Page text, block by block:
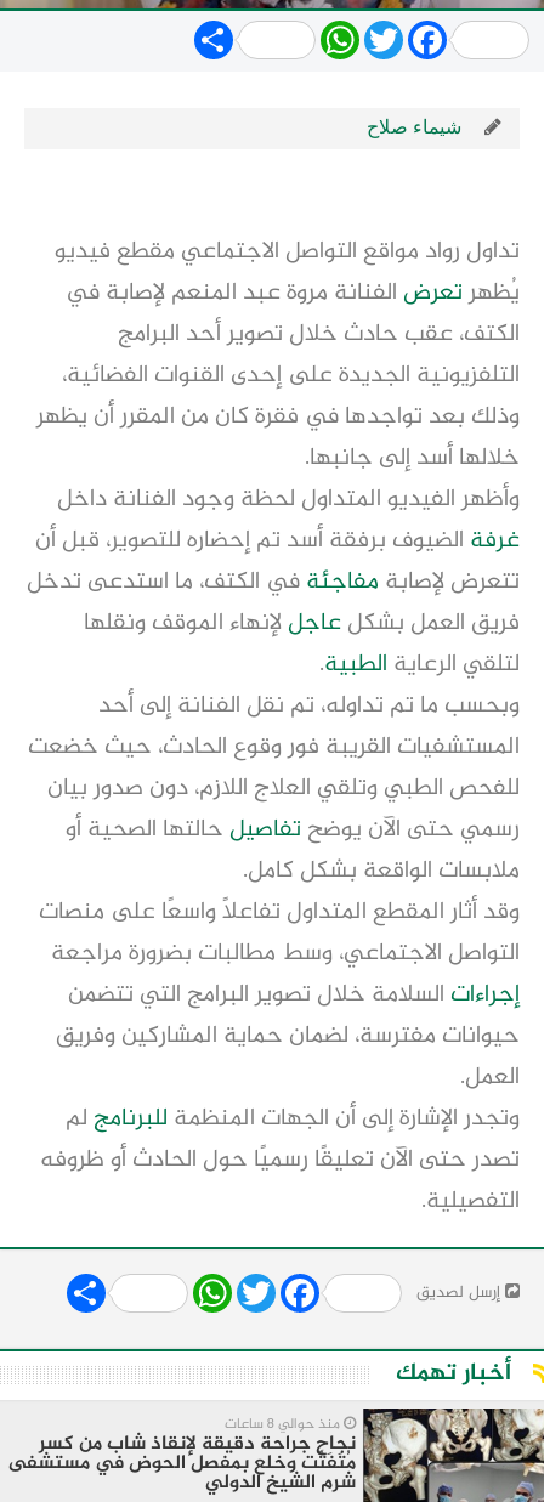
Share WhatsApp
TwitterFacebook
شيماء صلاح
تداول رواد مواقع التواصل الاجتماعي مقطع فيديو
يُظهرتعرض الفنانة مروة عبد المنعم لإصابة في
الكتف، عقب حادث خلال تصوير أحد البرامج
التلفزيونية الجديدة على إحدى القنوات الفضائية،
وذلك بعد تواجدها في فقرة كان من المقرر أن يظهر
خلالها أسد إلى جانبها.
وأظهر الفيديو المتداول لحظة وجود الفنانة داخل
غرفة الضيوف برفقة أسد تم إحضاره للتصوير، قبل أن
تتعرض لإصابة مفاجئةفي الكتف، ما استدعى تدخل
فريق العمل بشكلعاجل لإنهاء الموقف ونقلها
لتلقي الرعاية الطبية.
وبحسب ما تم تداوله، تم نقل الفنانة إلى أحد
المستشفيات القريبة فور وقوع الحادث، حيث خضعت
للفحص الطبي وتلقي العلاج اللازم، دون صدور بيان
رسمي حتى الآن يوضح تفاصيل حالتها الصحية أو
ملابسات الواقعة بشكل كامل.
وقد أثار المقطع المتداول تفاعلًا واسعًا على منصات
التواصل الاجتماعي، وسط مطالبات بضرورة مراجعة
إجراءات السلامة خلال تصوير البرامج التي تتضمن
حيوانات مفترسة، لضمان حماية المشاركين وفريق
العمل.
وتجدر الإشارة إلى أن الجهات المنظمة للبرنامج لم
تصدر حتى الآن تعليقًا رسميًا حول الحادث أو ظروفه
التفصيلية.
إرسل لصديق Share WhatsApp
Twitter Facebook
أخبار تهمك
منذ حوالي 8 ساعات
نجاح جراحة دقيقة لإنقاذ شاب من كسر
مُتَفَتِّت وخلع بمفصل الحوض في مستشفى
شرم الشيخ الدولي